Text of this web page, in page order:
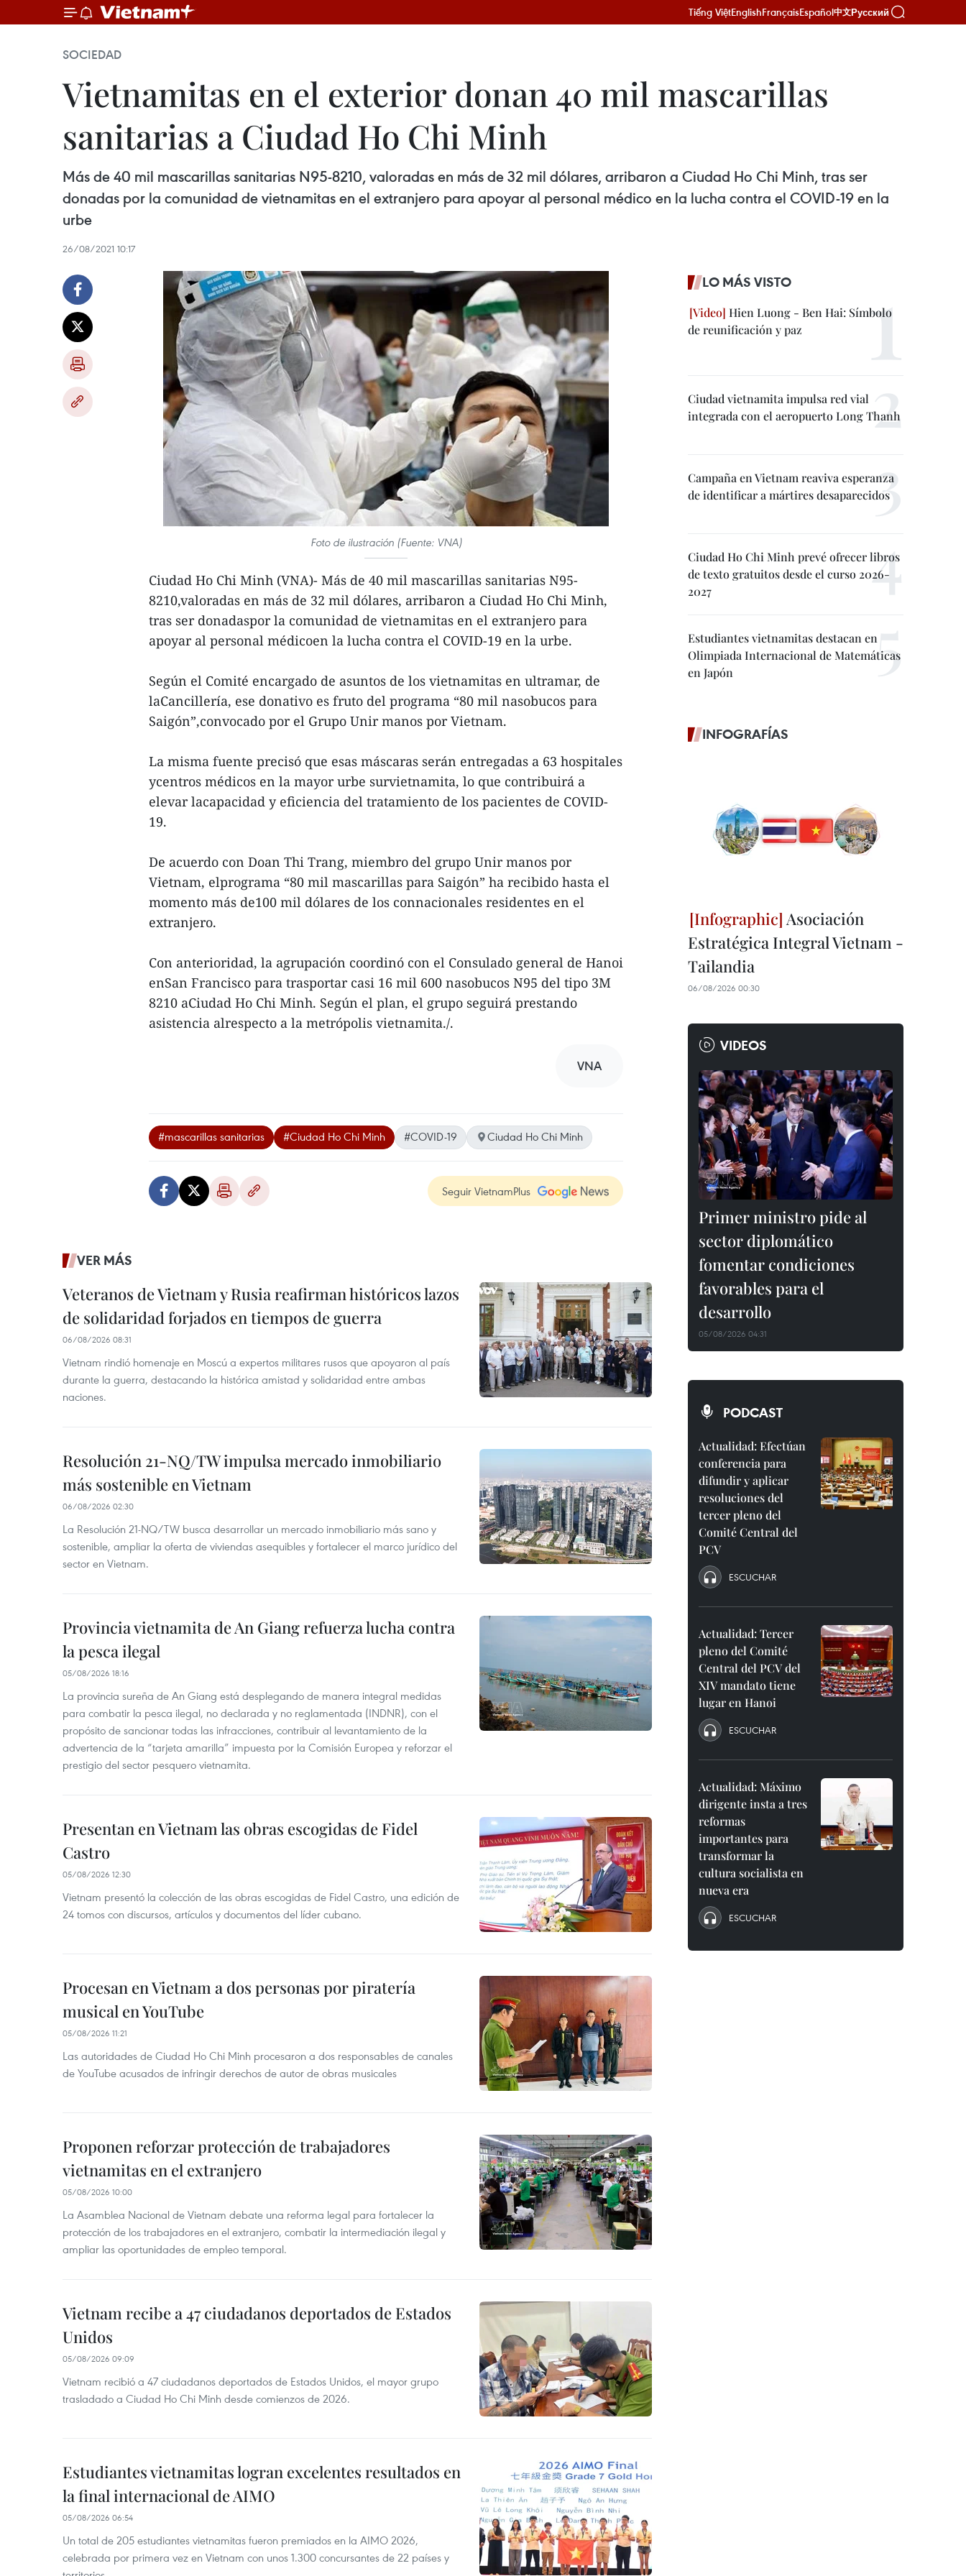
Tiếng ViệtEnglishFrançaisEspañol中文Русский
SOCIEDAD
Vietnamitas en el exterior donan 40 mil mascarillas
sanitarias a Ciudad Ho Chi Minh
Más de 40 mil mascarillas sanitarias N95-8210, valoradas en más de 32 mil dólares, arribaron a Ciudad Ho Chi Minh, tras ser
donadas por la comunidad de vietnamitas en el extranjero para apoyar al personal médico en la lucha contra el COVID-19 en la
urbe
26/08/2021 10:17
Foto de ilustración (Fuente: VNA)
Ciudad Ho Chi Minh (VNA)- Más de 40 mil mascarillas sanitarias N95-
8210,valoradas en más de 32 mil dólares, arribaron a Ciudad Ho Chi Minh,
tras ser donadaspor la comunidad de vietnamitas en el extranjero para
apoyar al personal médicoen la lucha contra el COVID-19 en la urbe.
Según el Comité encargado de asuntos de los vietnamitas en ultramar, de
laCancillería, ese donativo es fruto del programa “80 mil nasobucos para
Saigón”,convocado por el Grupo Unir manos por Vietnam.
La misma fuente precisó que esas máscaras serán entregadas a 63 hospitales
ycentros médicos en la mayor urbe survietnamita, lo que contribuirá a
elevar lacapacidad y eficiencia del tratamiento de los pacientes de COVID-
19.
De acuerdo con Doan Thi Trang, miembro del grupo Unir manos por
Vietnam, elprograma “80 mil mascarillas para Saigón” ha recibido hasta el
momento más de100 mil dólares de los connacionales residentes en el
extranjero.
Con anterioridad, la agrupación coordinó con el Consulado general de Hanoi
enSan Francisco para trasportar casi 16 mil 600 nasobucos N95 del tipo 3M
8210 aCiudad Ho Chi Minh. Según el plan, el grupo seguirá prestando
asistencia alrespecto a la metrópolis vietnamita./.
VNA
#mascarillas sanitarias #Ciudad Ho Chi Minh #COVID-19 Ciudad Ho Chi Minh
Seguir VietnamPlus
VER MÁS
Veteranos de Vietnam y Rusia reafirman históricos lazos
de solidaridad forjados en tiempos de guerra
06/08/2026 08:31
Vietnam rindió homenaje en Moscú a expertos militares rusos que apoyaron al país
durante la guerra, destacando la histórica amistad y solidaridad entre ambas
naciones.
Resolución 21-NQ/TW impulsa mercado inmobiliario
más sostenible en Vietnam
06/08/2026 02:30
La Resolución 21-NQ/TW busca desarrollar un mercado inmobiliario más sano y
sostenible, ampliar la oferta de viviendas asequibles y fortalecer el marco jurídico del
sector en Vietnam.
Provincia vietnamita de An Giang refuerza lucha contra
la pesca ilegal
05/08/2026 18:16
La provincia sureña de An Giang está desplegando de manera integral medidas
para combatir la pesca ilegal, no declarada y no reglamentada (INDNR), con el
propósito de sancionar todas las infracciones, contribuir al levantamiento de la
advertencia de la “tarjeta amarilla” impuesta por la Comisión Europea y reforzar el
prestigio del sector pesquero vietnamita.
Presentan en Vietnam las obras escogidas de Fidel
Castro
05/08/2026 12:30
Vietnam presentó la colección de las obras escogidas de Fidel Castro, una edición de
24 tomos con discursos, artículos y documentos del líder cubano.
Procesan en Vietnam a dos personas por piratería
musical en YouTube
05/08/2026 11:21
Las autoridades de Ciudad Ho Chi Minh procesaron a dos responsables de canales
de YouTube acusados de infringir derechos de autor de obras musicales
Proponen reforzar protección de trabajadores
vietnamitas en el extranjero
05/08/2026 10:00
La Asamblea Nacional de Vietnam debate una reforma legal para fortalecer la
protección de los trabajadores en el extranjero, combatir la intermediación ilegal y
ampliar las oportunidades de empleo temporal.
Vietnam recibe a 47 ciudadanos deportados de Estados
Unidos
05/08/2026 09:09
Vietnam recibió a 47 ciudadanos deportados de Estados Unidos, el mayor grupo
trasladado a Ciudad Ho Chi Minh desde comienzos de 2026.
Estudiantes vietnamitas logran excelentes resultados en
la final internacional de AIMO
05/08/2026 06:54
Un total de 205 estudiantes vietnamitas fueron premiados en la AIMO 2026,
celebrada por primera vez en Vietnam con unos 1.300 concursantes de 22 países y
LO MÁS VISTO
Hien Luong - Ben Hai: Símbolo
de reunificación y paz
Ciudad vietnamita impulsa red vial
integrada con el aeropuerto Long Thanh
Campaña en Vietnam reaviva esperanza
de identificar a mártires desaparecidos
Ciudad Ho Chi Minh prevé ofrecer libros
de texto gratuitos desde el curso 2026-
2027
Estudiantes vietnamitas destacan en
Olimpiada Internacional de Matemáticas
en Japón
INFOGRAFÍAS
Asociación
Estratégica Integral Vietnam -
Tailandia
06/08/2026 00:30
VIDEOS
Primer ministro pide al
sector diplomático
fomentar condiciones
favorables para el
desarrollo
05/08/2026 04:31
PODCAST
Actualidad: Efectúan
conferencia para
difundir y aplicar
resoluciones del
tercer pleno del
Comité Central del
PCV
ESCUCHAR
Actualidad: Tercer
pleno del Comité
Central del PCV del
XIV mandato tiene
lugar en Hanoi
ESCUCHAR
Actualidad: Máximo
dirigente insta a tres
reformas
importantes para
transformar la
cultura socialista en
nueva era
ESCUCHAR